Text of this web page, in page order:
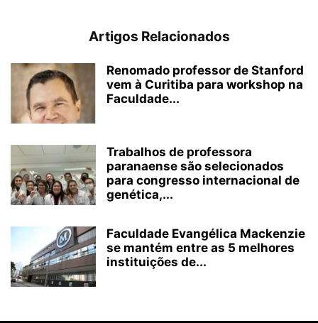
Artigos Relacionados
Renomado professor de Stanford
vem à Curitiba para workshop na
Faculdade...
Trabalhos de professora
paranaense são selecionados
para congresso internacional de
genética,...
Faculdade Evangélica Mackenzie
se mantém entre as 5 melhores
instituições de...